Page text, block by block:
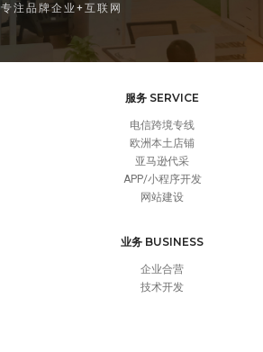
专注品牌企业+互联网
服务 SERVICE
电信跨境专线
欧洲本土店铺
亚马逊代采
APP/小程序开发
网站建设
业务 BUSINESS
企业合营
技术开发